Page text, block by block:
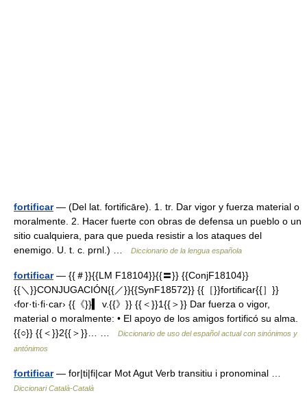
fortificar— (Del lat. fortificāre). 1. tr. Dar vigor y fuerza material o
moralmente. 2. Hacer fuerte con obras de defensa un pueblo o un
sitio cualquiera, para que pueda resistir a los ataques del
enemigo. U. t. c. prnl.) …
Diccionario de la lengua española
fortificar— {{＃}}{{LM F18104}}{{〓}} {{ConjF18104}}
{{＼}}CONJUGACIÓN{{／}}{{SynF18572}} {{［}}fortificar{{］}}
‹for·ti·fi·car› {{《}}▍ v.{{》}} {{＜}}1{{＞}} Dar fuerza o vigor,
material o moralmente: • El apoyo de los amigos fortificó su alma.
{{○}} {{＜}}2{{＞}}… …
Diccionario de uso del español actual con sinónimos y
antónimos
fortificar— for|ti|fi|car Mot Agut Verb transitiu i pronominal …
Diccionari Català-Català